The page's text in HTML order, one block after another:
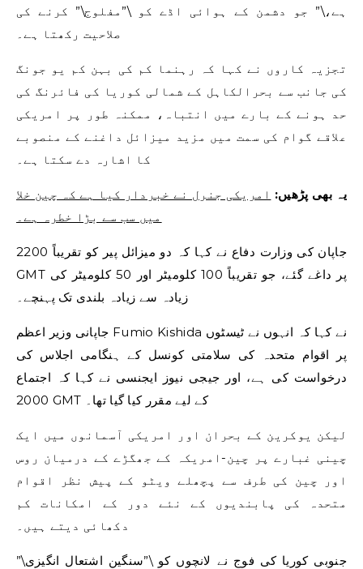
ہے،\” جو دشمن کے ہوائی اڈے کو \”مفلوج\” کرنے کی
صلاحیت رکھتا ہے۔
تجزیہ کاروں نے کہا کہ رہنما کم کی بہن کم یو جونگ
کی جانب سے بحرالکاہل کے شمالی کوریا کی فائرنگ کی
حد ہونے کے بارے میں انتباہ، ممکنہ طور پر امریکی
علاقے گوام کی سمت میں مزید میزائل داغنے کے منصوبے
کا اشارہ دے سکتا ہے۔
یہ بھی پڑھیں: امریکی جنرل نے خبردار کیا ہے کہ چین خلا
میں سب سے بڑا خطرہ ہے۔
جاپان کی وزارت دفاع نے کہا کہ دو میزائل پیر کو تقریباً 2200
GMT پر داغے گئے، جو تقریباً 100 کلومیٹر اور 50 کلومیٹر کی
زیادہ سے زیادہ بلندی تک پہنچے۔
جاپانی وزیر اعظم Fumio Kishida نے کہا کہ انہوں نے ٹیسٹوں
پر اقوام متحدہ کی سلامتی کونسل کے ہنگامی اجلاس کی
درخواست کی ہے، اور جیجی نیوز ایجنسی نے کہا کہ اجتماع
2000 GMT کے لیے مقرر کیا گیا تھا۔
لیکن یوکرین کے بحران اور امریکی آسمانوں میں ایک
چینی غبارے پر چین-امریکہ کے جھگڑے کے درمیان روس
اور چین کی طرف سے پچھلے ویٹو کے پیش نظر اقوام
متحدہ کی پابندیوں کے نئے دور کے امکانات کم
دکھائی دیتے ہیں۔
جنوبی کوریا کی فوج نے لانچوں کو \”سنگین اشتعال انگیزی\”